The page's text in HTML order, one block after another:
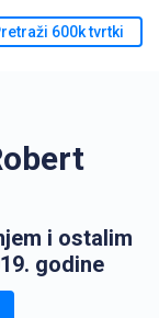
600k tvrtki
i ostalim
godine